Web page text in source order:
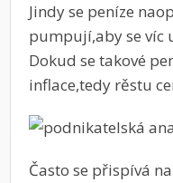
Jindy se peníze
pumpují,aby se víc
Dokud se takové
inflace,tedy rěstu
Často se přispívá